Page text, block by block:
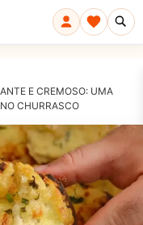
E CREMOSO: UMA
CHURRASCO